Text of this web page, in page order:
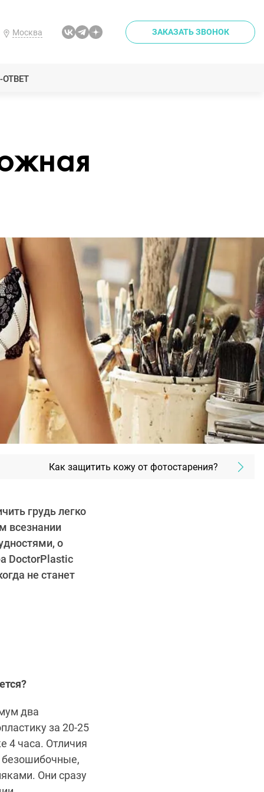
Москва ЗАКАЗАТЬ ЗВОНОК
Как защитить кожу от фотостарения?
грудь легко
всезнании
о
DoctorPlastic
не станет
два
за 20-25
4 часа. Отличия
безошибочные,
Они сразу